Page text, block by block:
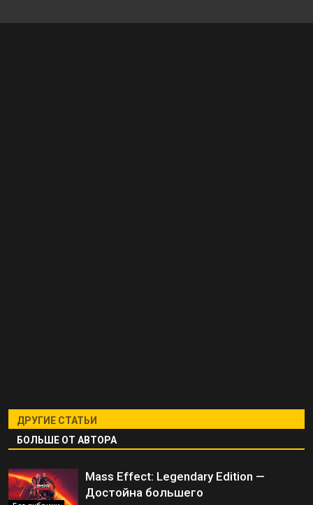
ДРУГИЕ СТАТЬИ
БОЛЬШЕ ОТ АВТОРА
Mass Effect: Legendary Edition —
Достойна большего